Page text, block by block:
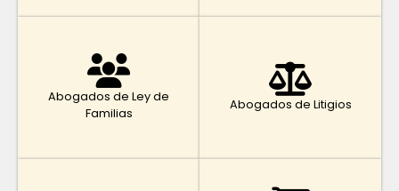
Abogados de Ley de
Familias
Abogados de Litigios